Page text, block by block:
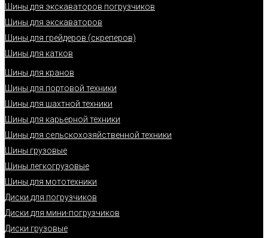
Шины для экскаваторов погрузчиков
Шины для экскаваторов
Шины для грейдеров (скреперов)
Шины для катков
Шины для кранов
Шины для портовой техники
Шины для шахтной техники
Шины для карьерной техники
Шины для сельскохозяйственной техники
Шины грузовые
Шины легкогрузовые
Шины для мототехники
Диски для погрузчиков
Диски для мини-погрузчиков
Диски грузовые